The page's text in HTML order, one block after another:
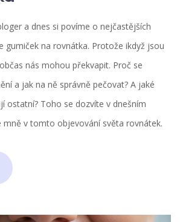
a dnes si povíme o nejčastějších
gumiček na rovnátka. Protože ikdyž jsou
nás mohou překvapit. Proč se
a jak na ně správně pečovat? A jaké
ostatní? Toho se dozvíte v dnešním
mně v tomto objevování světa rovnátek.